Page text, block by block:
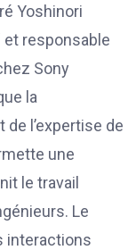
Yoshinori
responsable
Sony
la
l’expertise de
une
le travail
Le
interactions